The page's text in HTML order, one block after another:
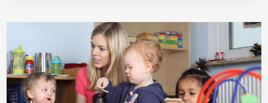
15 Mai 2020 - Réf: BW40137